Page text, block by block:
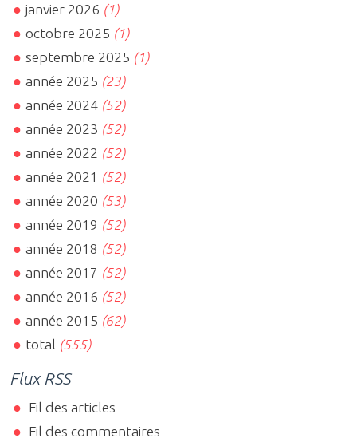
janvier 2026 (1)
octobre 2025 (1)
septembre 2025 (1)
année 2025 (23)
année 2024 (52)
année 2023 (52)
année 2022 (52)
année 2021 (52)
année 2020 (53)
année 2019 (52)
année 2018 (52)
année 2017 (52)
année 2016 (52)
année 2015 (62)
total (555)
Flux RSS
Fil des articles
Fil des commentaires